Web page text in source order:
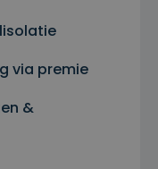
via premie
&